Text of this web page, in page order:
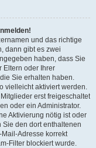
und das richtige
dann gibt es zwei
haben, dass Sie
Eltern oder Ihrer
Sie erhalten haben.
vielleicht aktiviert werden.
erst freigeschaltet
oder ein Administrator.
Aktivierung nötig ist oder
den dort enthaltenen
Adresse korrekt
Filter blockiert wurde.